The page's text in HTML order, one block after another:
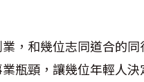
，和幾位志同道合的
瓶頸，讓幾位年輕人決